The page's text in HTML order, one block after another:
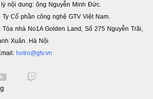
nội dung: ông Nguyễn Minh Đức.
Cổ phần công nghệ GTV Việt Nam.
nhà No1A Golden Land, Số 275 Nguyễn Trãi,
Xuân. Hà Nội
hotro@gtv.vn